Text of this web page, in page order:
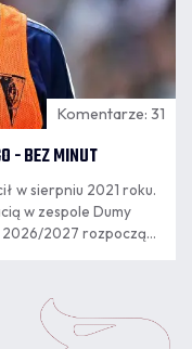
Komentarze: 31
- BEZ MINUT
w sierpniu 2021 roku.
w zespole Dumy
2026/2027 rozpoczął